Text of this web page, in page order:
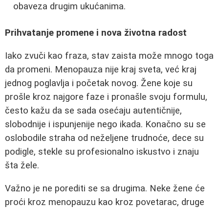
obaveza drugim ukućanima.
Prihvatanje promene i nova životna radost
Iako zvuči kao fraza, stav zaista može mnogo toga
da promeni. Menopauza nije kraj sveta, već kraj
jednog poglavlja i početak novog. Žene koje su
prošle kroz najgore faze i pronašle svoju formulu,
često kažu da se sada osećaju autentičnije,
slobodnije i ispunjenije nego ikada. Konačno su se
oslobodile straha od neželjene trudnoće, dece su
podigle, stekle su profesionalno iskustvo i znaju
šta žele.
Važno je ne porediti se sa drugima. Neke žene će
proći kroz menopauzu kao kroz povetarac, druge